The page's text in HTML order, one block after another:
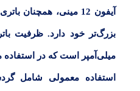
آیفون 12 مینی ، همچنان
بزرگ‌تر خود دارد. ظرفیت
میلی‌آمپر است که در
استفاده معمولی شامل